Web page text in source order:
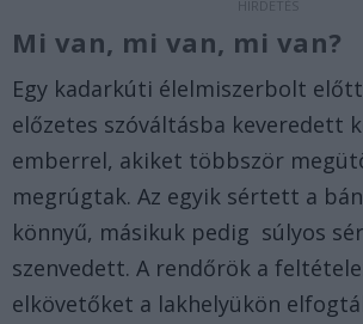
Mi van, mi van, mi van?
Egy kadarkúti élelmiszerbolt
előzetes szóváltásba keveredett
emberrel, akiket többször
megrúgtak. Az egyik sértett a
könnyű, másikuk pedig súlyos
szenvedett. A rendőrök a
elkövetőket a lakhelyükön